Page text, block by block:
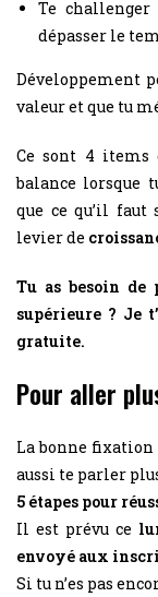
Te
dépasser le
Développement
valeur et que tu
Ce sont 4 items
balance lorsque
que ce qu’il faut
levier de
Tu as besoin de
supérieure ? Je
gratuite.
Pour aller
La bonne fixation
aussi te parler
5 étapes pour
Il est prévu ce
envoyé aux
Si tu n’es pas